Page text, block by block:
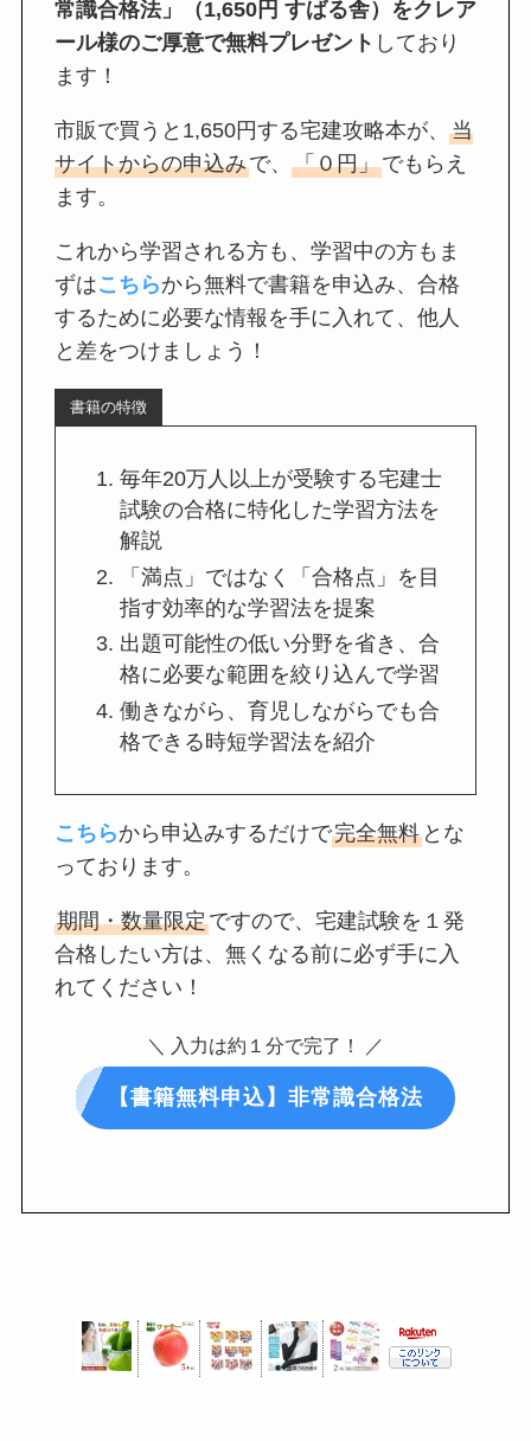
常識合格法」（1,650円 すばる舎）をクレア
ール様のご厚意で無料プレゼント しており
ます！
市販で買うと1,650円する宅建攻略本が、 当
サイトからの申込みで、 「０円」でもらえ
ます。
これから学習される方も、学習中の方もま
ずはこちらから無料で書籍を申込み、合格
するために必要な情報を手に入れて、他人
と差をつけましょう！
書籍の特徴
毎年20万人以上が受験する宅建士
試験の合格に特化した学習方法を
解説
「満点」ではなく「合格点」を目
指す効率的な学習法を提案
出題可能性の低い分野を省き、合
格に必要な範囲を絞り込んで学習
働きながら、育児しながらでも合
格できる時短学習法を紹介
こちらから申込みするだけで完全無料とな
っております。
期間・数量限定ですので、宅建試験を１発
合格したい方は、無くなる前に必ず手に入
れてください！
＼ 入力は約１分で完了！ ／
【書籍無料申込】非常識合格法